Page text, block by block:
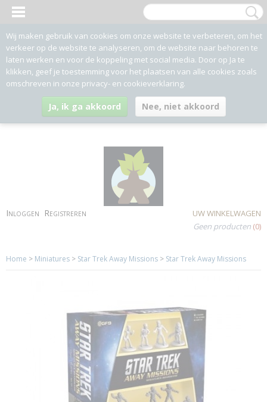
Inloggen Registreren
UW WINKELWAGEN
Geen producten (0)
Home > Miniatures > Star Trek Away Missions > Star Trek Away Missions
Wij maken gebruik van cookies om onze website te verbeteren, om het
verkeer op de website te analyseren, om de website naar behoren te
laten werken en voor de koppeling met social media. Door op Ja te
klikken, geef je toestemming voor het plaatsen van alle cookies zoals
omschreven in onze privacy- en cookieverklaring.
Ja, ik ga akkoord Nee, niet akkoord